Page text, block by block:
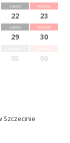
sobota
22
niedziela
23
sobota
29
niedziela
30
05 06
Szczecinie